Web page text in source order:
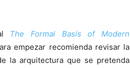
The Formal Basis of Modern
empezar recomienda revisar la
la arquitectura que se pretenda